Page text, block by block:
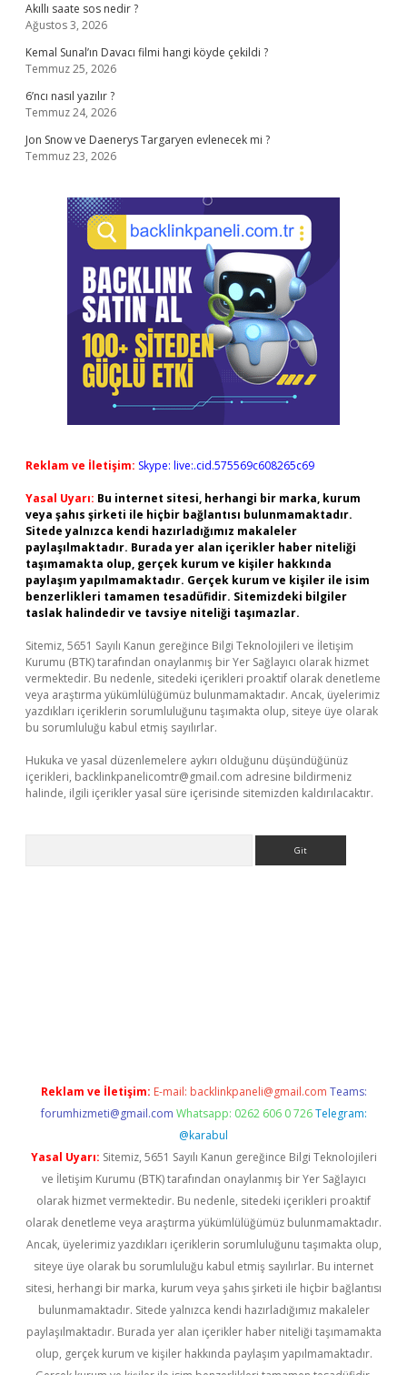
Akıllı saate sos nedir ?
Ağustos 3, 2026
Kemal Sunal’ın Davacı filmi hangi köyde çekildi ?
Temmuz 25, 2026
6’ncı nasıl yazılır ?
Temmuz 24, 2026
Jon Snow ve Daenerys Targaryen evlenecek mi ?
Temmuz 23, 2026
Reklam ve İletişim: Skype: live:.cid.575569c608265c69
Yasal Uyarı: Bu internet sitesi, herhangi bir marka, kurum
veya şahıs şirketi ile hiçbir bağlantısı bulunmamaktadır.
Sitede yalnızca kendi hazırladığımız makaleler
paylaşılmaktadır. Burada yer alan içerikler haber niteliği
taşımamakta olup, gerçek kurum ve kişiler hakkında
paylaşım yapılmamaktadır. Gerçek kurum ve kişiler ile isim
benzerlikleri tamamen tesadüfidir. Sitemizdeki bilgiler
taslak halindedir ve tavsiye niteliği taşımazlar.
Sitemiz, 5651 Sayılı Kanun gereğince Bilgi Teknolojileri ve İletişim
Kurumu (BTK) tarafından onaylanmış bir Yer Sağlayıcı olarak hizmet
vermektedir. Bu nedenle, sitedeki içerikleri proaktif olarak denetleme
veya araştırma yükümlülüğümüz bulunmamaktadır. Ancak, üyelerimiz
yazdıkları içeriklerin sorumluluğunu taşımakta olup, siteye üye olarak
bu sorumluluğu kabul etmiş sayılırlar.
Hukuka ve yasal düzenlemelere aykırı olduğunu düşündüğünüz
içerikleri, backlinkpanelicomtr@gmail.com adresine bildirmeniz
halinde, ilgili içerikler yasal süre içerisinde sitemizden kaldırılacaktır.
Reklam ve İletişim: E-mail: backlinkpaneli@gmail.com Teams:
forumhizmeti@gmail.com Whatsapp: 0262 606 0 726 Telegram:
@karabul
Yasal Uyarı: Sitemiz, 5651 Sayılı Kanun gereğince Bilgi Teknolojileri
ve İletişim Kurumu (BTK) tarafından onaylanmış bir Yer Sağlayıcı
olarak hizmet vermektedir. Bu nedenle, sitedeki içerikleri proaktif
olarak denetleme veya araştırma yükümlülüğümüz bulunmamaktadır.
Ancak, üyelerimiz yazdıkları içeriklerin sorumluluğunu taşımakta olup,
siteye üye olarak bu sorumluluğu kabul etmiş sayılırlar. Bu internet
sitesi, herhangi bir marka, kurum veya şahıs şirketi ile hiçbir bağlantısı
bulunmamaktadır. Sitede yalnızca kendi hazırladığımız makaleler
paylaşılmaktadır. Burada yer alan içerikler haber niteliği taşımamakta
olup, gerçek kurum ve kişiler hakkında paylaşım yapılmamaktadır.